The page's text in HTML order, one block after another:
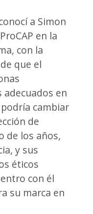
a Simon
en la
con la
que el
adecuados en
cambiar
de
de los años,
y sus
éticos
con él
su marca en